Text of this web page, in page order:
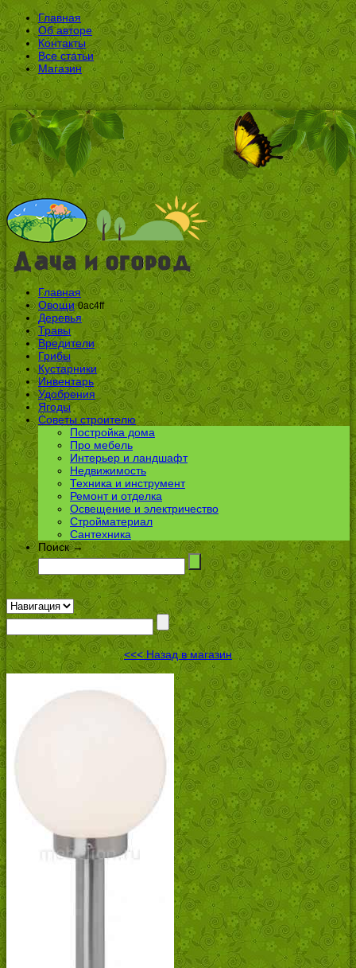
Главная
Об авторе
Контакты
Все статьи
Магазин
Главная
Овощи 0ac4ff
Деревья
Травы
Вредители
Грибы
Кустарники
Инвентарь
Удобрения
Ягоды
Советы строителю
Постройка дома
Про мебель
Интерьер и ландшафт
Недвижимость
Техника и инструмент
Ремонт и отделка
Освещение и электричество
Стройматериал
Сантехника
Поиск →
<<< Назад в магазин